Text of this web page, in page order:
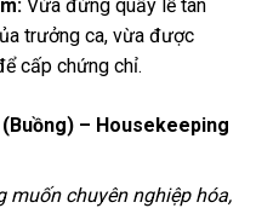
Vừa đứng quầy lễ tân
trưởng ca, vừa được
cấp chứng chỉ.
– Housekeeping
muốn chuyên nghiệp hóa,